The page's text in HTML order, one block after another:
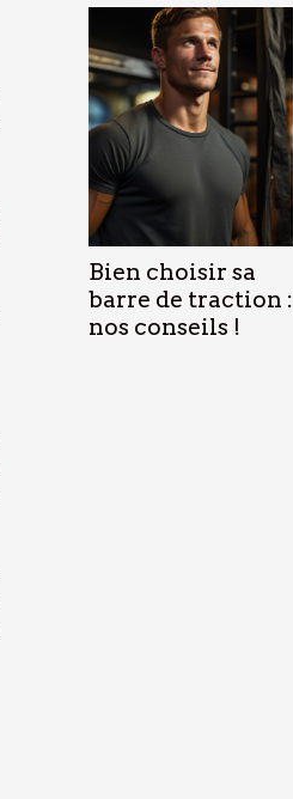
Bien choisir sa
barre de traction :
nos conseils !